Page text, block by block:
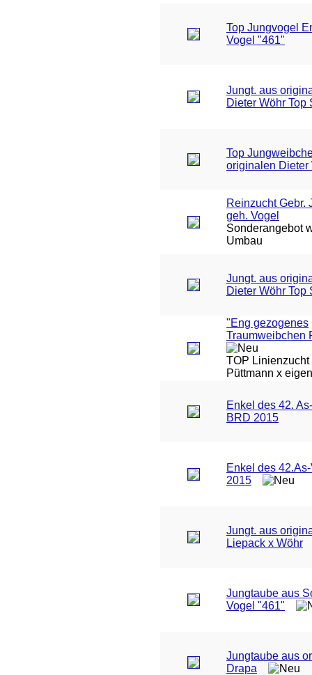
Top Jungvogel
Vogel "461"
Jungt. aus
Dieter Wöhr Top
Top
originalen Dieter
Reinzucht Gebr.
geh. Vogel
Sonderangebot
Umbau
Jungt. aus
Dieter Wöhr Top
"Eng gezogenes
Traumweibchen
TOP Linienzucht
Püttmann x
Enkel des 42.
BRD 2015
Enkel des
2015
Jungt. aus
Liepack x Wöhr
Jungtaube aus
Vogel "461"
Jungtaube aus
Drapa